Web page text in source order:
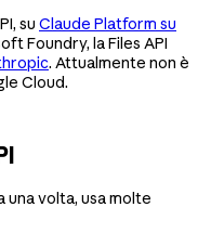
su Claude Platform su
Foundry, la Files API
. Attualmente non è
Cloud.
una volta, usa molte